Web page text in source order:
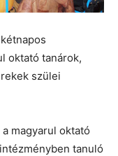
oktató tanárok,
szülei
magyarul oktató
tanuló